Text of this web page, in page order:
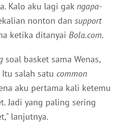
Kalo aku lagi gak ngapa-
nonton dan support
ketika ditanyai Bola.com.
soal basket sama Wenas,
salah satu common
aku pertama kali ketemu
Jadi yang paling sering
lanjutnya.